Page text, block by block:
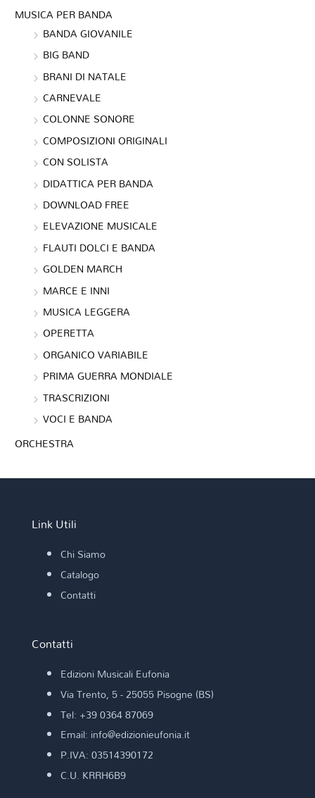
MUSICA PER BANDA
BANDA GIOVANILE
BIG BAND
BRANI DI NATALE
CARNEVALE
COLONNE SONORE
COMPOSIZIONI ORIGINALI
CON SOLISTA
DIDATTICA PER BANDA
DOWNLOAD FREE
ELEVAZIONE MUSICALE
FLAUTI DOLCI E BANDA
GOLDEN MARCH
MARCE E INNI
MUSICA LEGGERA
OPERETTA
ORGANICO VARIABILE
PRIMA GUERRA MONDIALE
TRASCRIZIONI
VOCI E BANDA
ORCHESTRA
Link Utili
Chi Siamo
Catalogo
Contatti
Contatti
Edizioni Musicali Eufonia
Via Trento, 5 - 25055 Pisogne (BS)
Tel: +39 0364 87069
Email: info@edizionieufonia.it
P.IVA: 03514390172
C.U. KRRH6B9